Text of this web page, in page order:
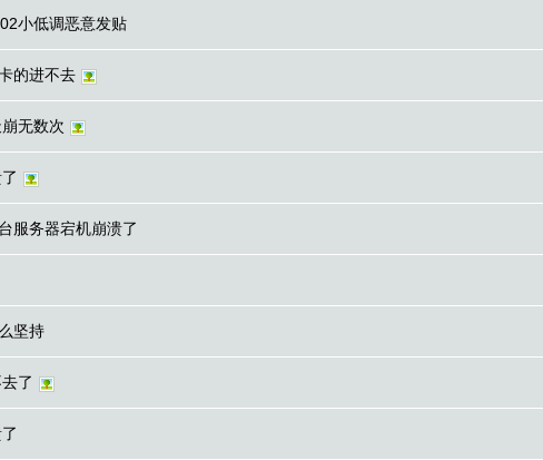
小低调恶意发贴
的进不去
无数次
服务器宕机崩溃了
坚持
了